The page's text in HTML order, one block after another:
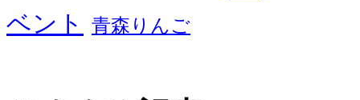
ベント 青森りんご